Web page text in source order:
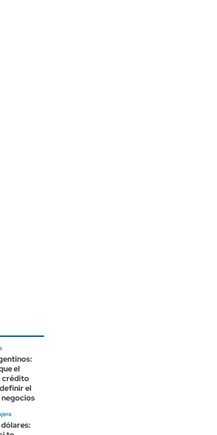
el
crédito
el